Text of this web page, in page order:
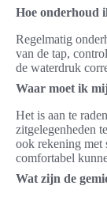
Hoe onderhoud
Regelmatig
van de tap,
de waterdruk
Waar moet ik
Het is aan te
zitgelegenheden
ook rekening met
comfortabel
Wat zijn de